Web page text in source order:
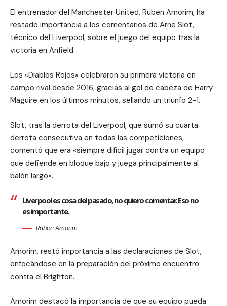
El entrenador del Manchester United, Ruben Amorim, ha
restado importancia a los comentarios de Arne Slot,
técnico del Liverpool, sobre el juego del equipo tras la
victoria en Anfield.
Los «Diablos Rojos» celebraron su primera victoria en
campo rival desde 2016, gracias al gol de cabeza de Harry
Maguire en los últimos minutos, sellando un triunfo 2-1.
Slot, tras la derrota del Liverpool, que sumó su cuarta
derrota consecutiva en todas las competiciones,
comentó que era «siempre difícil jugar contra un equipo
que defiende en bloque bajo y juega principalmente al
balón largo».
Liverpool es cosa del pasado, no quiero comentar. Eso no
es importante.
Ruben Amorim
Amorim, restó importancia a las declaraciones de Slot,
enfocándose en la preparación del próximo encuentro
contra el Brighton.
Amorim destacó la importancia de que su equipo pueda